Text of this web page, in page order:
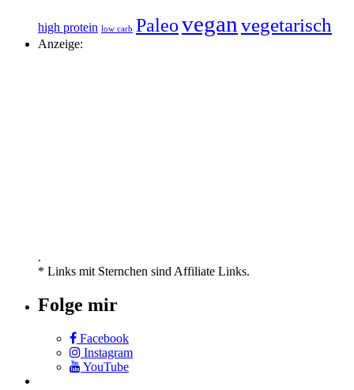
high protein low carb Paleoveganvegetarisch
Anzeige:
.
* Links mit Sternchen sind Affiliate Links.
Folge mir
Facebook
Instagram
YouTube